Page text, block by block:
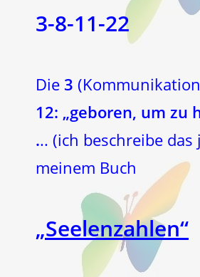
3-8-11-22
Die 3
12: „geboren, um zu
... (ich beschreibe das
meinem Buch
„Seelenzahlen“